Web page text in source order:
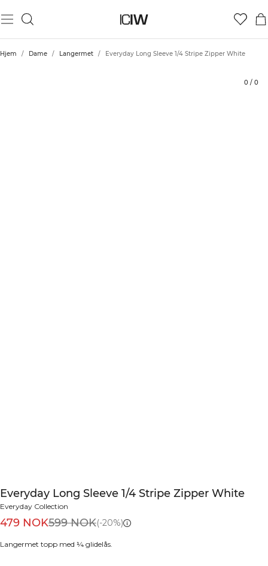
Hjem / Dame / Langermet / Everyday Long Sleeve 1/4 Stripe Zipper White
0 / 0
Everyday Long Sleeve 1/4 Stripe Zipper White
Everyday Collection
479 NOK599 NOK(-20%)
Langermet topp med ¼ glidelås.